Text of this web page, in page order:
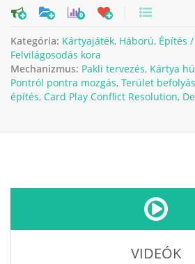
0
Kategória: Kártyajáték, Háború, Építés
Felvilágosodás kora
Mechanizmus: Pakli tervezés, Kártya
Pontról pontra mozgás, Terület
építés, Card Play Conflict Resolution,
VIDEÓK